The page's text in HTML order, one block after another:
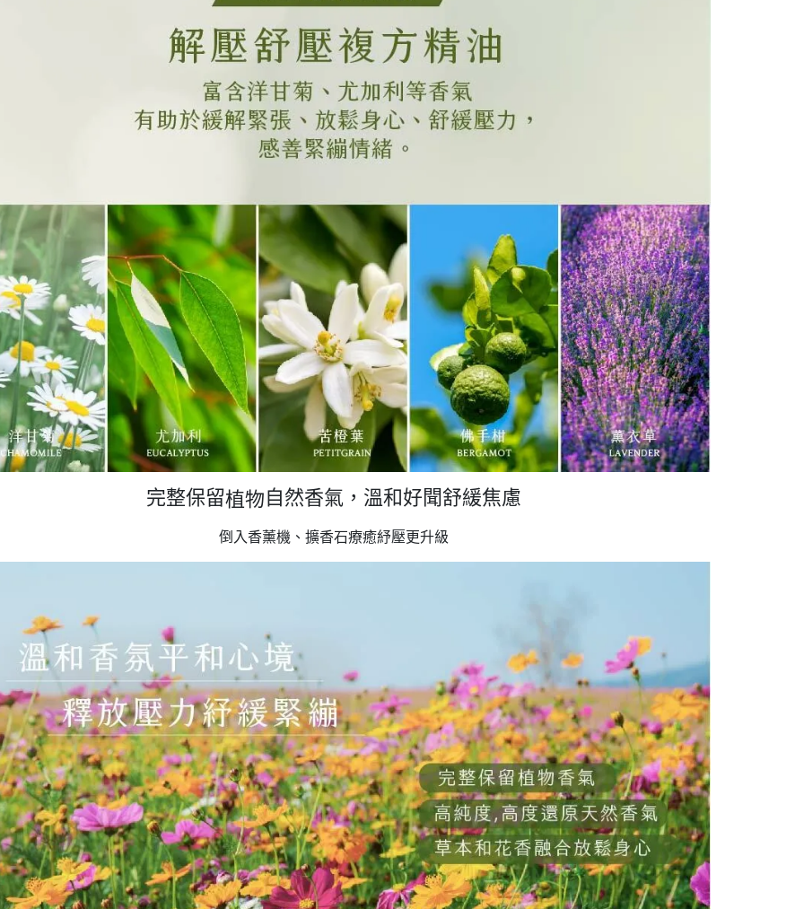
完整保留植物自然香氣，溫和好聞舒緩焦慮
倒入香薰機、擴香石療癒紓壓更升級